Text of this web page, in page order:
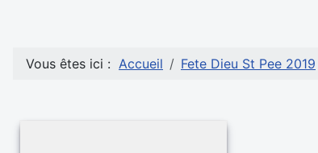
Vous êtes ici : Accueil Fete Dieu St Pee 2019